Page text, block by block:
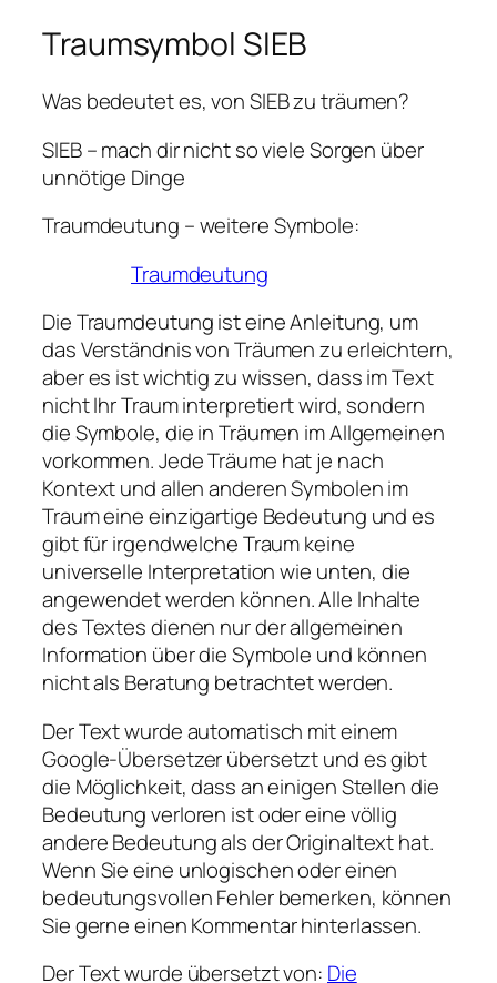
Traumsymbol SIEB
Was bedeutet es, von SIEB zu träumen?
SIEB – mach dir nicht so viele Sorgen über
unnötige Dinge
Traumdeutung – weitere Symbole:
Traumdeutung
Die Traumdeutung ist eine Anleitung, um
das Verständnis von Träumen zu erleichtern,
aber es ist wichtig zu wissen, dass im Text
nicht Ihr Traum interpretiert wird, sondern
die Symbole, die in Träumen im Allgemeinen
vorkommen. Jede Träume hat je nach
Kontext und allen anderen Symbolen im
Traum eine einzigartige Bedeutung und es
gibt für irgendwelche Traum keine
universelle Interpretation wie unten, die
angewendet werden können. Alle Inhalte
des Textes dienen nur der allgemeinen
Information über die Symbole und können
nicht als Beratung betrachtet werden.
Der Text wurde automatisch mit einem
Google-Übersetzer übersetzt und es gibt
die Möglichkeit, dass an einigen Stellen die
Bedeutung verloren ist oder eine völlig
andere Bedeutung als der Originaltext hat.
Wenn Sie eine unlogischen oder einen
bedeutungsvollen Fehler bemerken, können
Sie gerne einen Kommentar hinterlassen.
Der Text wurde übersetzt von: Die